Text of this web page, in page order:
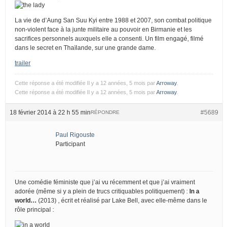
La vie de d’Aung San Suu Kyi entre 1988 et 2007, son combat politique
non-violent face à la junte militaire au pouvoir en Birmanie et les
sacrifices personnels auxquels elle a consenti. Un film engagé, filmé
dans le secret en Thaïlande, sur une grande dame.
trailer
Cette réponse a été modifiée Il y a 12 années, 5 mois parArroway.
Cette réponse a été modifiée Il y a 12 années, 5 mois parArroway.
18 février 2014 à 22 h 55 min #5689
RÉPONDRE
Paul Rigouste
Participant
Une comédie féministe que j’ai vu récemment et que j’ai vraiment
adorée (même si y a plein de trucs critiquables politiquement) : In a
world… (2013) , écrit et réalisé par Lake Bell, avec elle-même dans le
rôle principal :